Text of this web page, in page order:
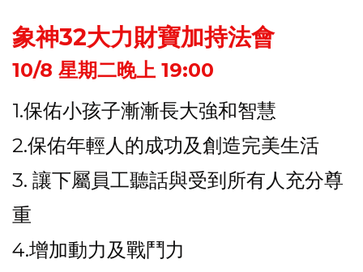
象神32大力財寶加持法會
10/8 星期二晚上 19:00
1.保佑小孩子漸漸長大強和智慧
2.保佑年輕人的成功及創造完美生活
3. 讓下屬員工聽話與受到所有人充分尊
重
4.增加動力及戰鬥力